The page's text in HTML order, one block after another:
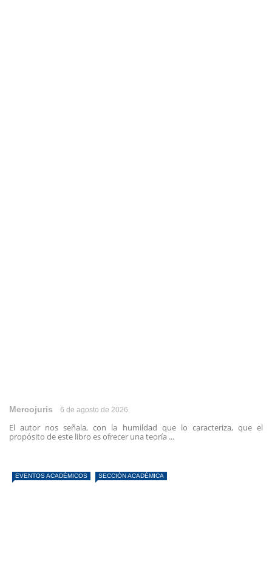
Mercojuris 6 de agosto de 2026
El autor nos señala, con la humildad que lo caracteriza, que el
propósito de este libro es ofrecer una teoría ...
EVENTOS ACADÉMICOS SECCIÓN ACADÉMICA